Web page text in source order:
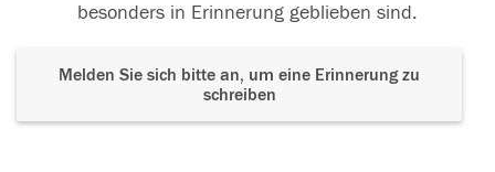
besonders in Erinnerung geblieben sind.
Melden Sie sich bitte an, um eine Erinnerung zu
schreiben